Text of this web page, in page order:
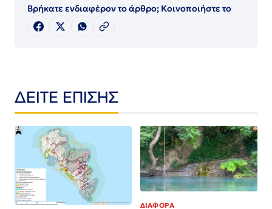
Βρήκατε ενδιαφέρον το άρθρο; Κοινοποιήστε το
ΔΕΙΤΕ ΕΠΙΣΗΣ
ΔΙΑΦΟΡΑ